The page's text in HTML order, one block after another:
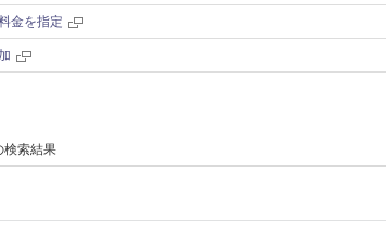
金を指定
検索結果